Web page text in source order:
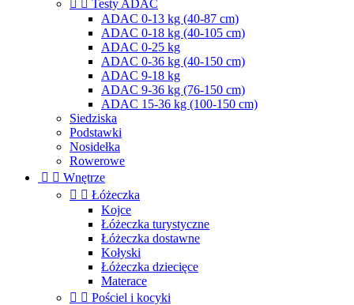
  Testy ADAC
ADAC 0-13 kg (40-87 cm)
ADAC 0-18 kg (40-105 cm)
ADAC 0-25 kg
ADAC 0-36 kg (40-150 cm)
ADAC 9-18 kg
ADAC 9-36 kg (76-150 cm)
ADAC 15-36 kg (100-150 cm)
Siedziska
Podstawki
Nosidełka
Rowerowe
  Wnętrze
  Łóżeczka
Kojce
Łóżeczka turystyczne
Łóżeczka dostawne
Kołyski
Łóżeczka dziecięce
Materace
  Pościel i kocyki